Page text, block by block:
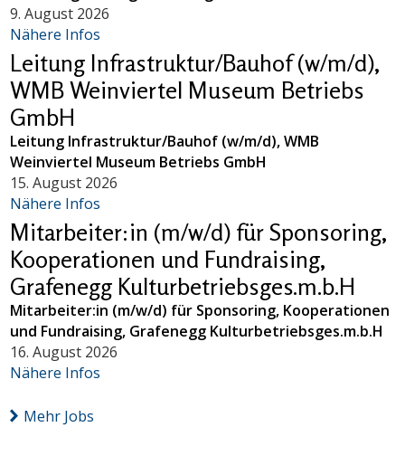
9. August 2026
Nähere Infos
Leitung Infrastruktur/Bauhof (w/m/d),
WMB Weinviertel Museum Betriebs
GmbH
Leitung Infrastruktur/Bauhof (w/m/d), WMB
Weinviertel Museum Betriebs GmbH
15. August 2026
Nähere Infos
Mitarbeiter:in (m/w/d) für Sponsoring,
Kooperationen und Fundraising,
Grafenegg Kulturbetriebsges.m.b.H
Mitarbeiter:in (m/w/d) für Sponsoring, Kooperationen
und Fundraising, Grafenegg Kulturbetriebsges.m.b.H
16. August 2026
Nähere Infos
Mehr Jobs